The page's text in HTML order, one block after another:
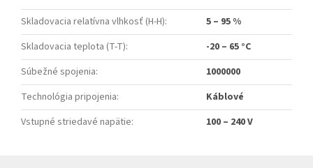
Skladovacia relatívna vlhkosť (H-H):
5 – 95 %
Skladovacia teplota (T-T):
-20 – 65 °C
Súbežné spojenia:
1000000
Technológia pripojenia:
Káblové
Vstupné striedavé napätie: 100 – 240 V